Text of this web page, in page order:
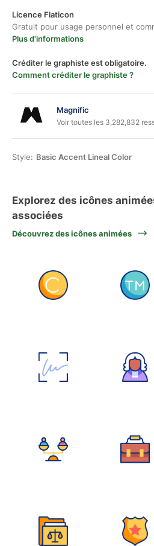
Licence Flaticon
Gratuit pour usage personnel et
Plus d'informations
Créditer le graphiste est obligatoire.
Comment créditer le graphiste ?
Magnific
Voir toutes les 3,282,832
Style: Basic Accent Lineal Color
Explorez des icônes
associées
Découvrez des icônes animées